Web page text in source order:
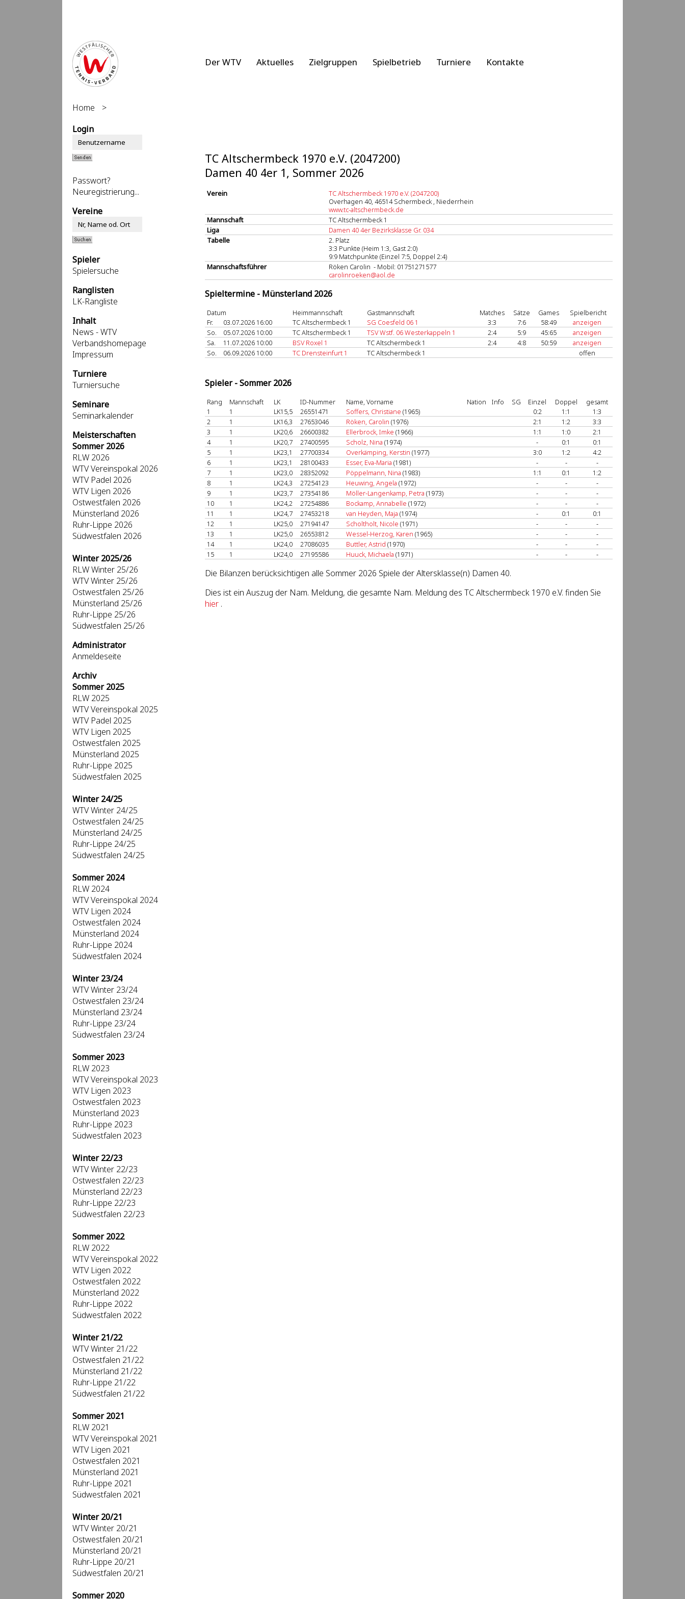
Der WTV Aktuelles Zielgruppen Spielbetrieb Turniere Kontakte
Home
>
Login
Passwort?
Neuregistrierung...
Vereine
Spieler
Spielersuche
Ranglisten
LK-Rangliste
Inhalt
News - WTV
Verbandshomepage
Impressum
Turniere
Turniersuche
Seminare
Seminarkalender
Meisterschaften
Sommer 2026
RLW 2026
WTV Vereinspokal 2026
WTV Padel 2026
WTV Ligen 2026
Ostwestfalen 2026
Münsterland 2026
Ruhr-Lippe 2026
Südwestfalen 2026
Winter 2025/26
RLW Winter 25/26
WTV Winter 25/26
Ostwestfalen 25/26
Münsterland 25/26
Ruhr-Lippe 25/26
Südwestfalen 25/26
Administrator
Anmeldeseite
Archiv
Sommer 2025
RLW 2025
WTV Vereinspokal 2025
WTV Padel 2025
WTV Ligen 2025
Ostwestfalen 2025
Münsterland 2025
Ruhr-Lippe 2025
Südwestfalen 2025
Winter 24/25
WTV Winter 24/25
Ostwestfalen 24/25
Münsterland 24/25
Ruhr-Lippe 24/25
Südwestfalen 24/25
Sommer 2024
RLW 2024
WTV Vereinspokal 2024
WTV Ligen 2024
Ostwestfalen 2024
Münsterland 2024
Ruhr-Lippe 2024
Südwestfalen 2024
Winter 23/24
WTV Winter 23/24
Ostwestfalen 23/24
Münsterland 23/24
Ruhr-Lippe 23/24
Südwestfalen 23/24
Sommer 2023
RLW 2023
WTV Vereinspokal 2023
WTV Ligen 2023
Ostwestfalen 2023
Münsterland 2023
Ruhr-Lippe 2023
Südwestfalen 2023
Winter 22/23
WTV Winter 22/23
Ostwestfalen 22/23
Münsterland 22/23
Ruhr-Lippe 22/23
Südwestfalen 22/23
Sommer 2022
RLW 2022
WTV Vereinspokal 2022
WTV Ligen 2022
Ostwestfalen 2022
Münsterland 2022
Ruhr-Lippe 2022
Südwestfalen 2022
Winter 21/22
WTV Winter 21/22
Ostwestfalen 21/22
Münsterland 21/22
Ruhr-Lippe 21/22
Südwestfalen 21/22
Sommer 2021
RLW 2021
WTV Vereinspokal 2021
WTV Ligen 2021
Ostwestfalen 2021
Münsterland 2021
Ruhr-Lippe 2021
Südwestfalen 2021
Winter 20/21
WTV Winter 20/21
Ostwestfalen 20/21
Münsterland 20/21
Ruhr-Lippe 20/21
Südwestfalen 20/21
Sommer 2020
TC Altschermbeck 1970 e.V. (2047200)
Damen 40 4er 1, Sommer 2026
Verein
TC Altschermbeck 1970 e.V. (2047200)
Overhagen 40, 46514 Schermbeck , Niederrhein
www.tc-altschermbeck.de
Mannschaft
TC Altschermbeck 1
Liga
Damen 40 4er Bezirksklasse Gr. 034
Tabelle
2. Platz
3:3 Punkte (Heim 1:3, Gast 2:0)
9:9 Matchpunkte (Einzel 7:5, Doppel 2:4)
Mannschaftsführer
Röken Carolin - Mobil: 01751271577
carolinroeken@aol.de
Spieltermine - Münsterland 2026
Datum Heimmannschaft Gastmannschaft Matches Sätze Games
Spielbericht
Fr.
03.07.2026 16:00 TC Altschermbeck 1 SG Coesfeld 06 1 3:3 7:6 58:49
anzeigen
So.
05.07.2026 10:00 TC Altschermbeck 1 TSV Wstf. 06 Westerkappeln 1 2:4 5:9 45:65
anzeigen
Sa.
11.07.2026 10:00 BSV Roxel 1 TC Altschermbeck 1 2:4 4:8 50:59
anzeigen
So.
06.09.2026 10:00 TC Drensteinfurt 1 TC Altschermbeck 1 offen
Spieler - Sommer 2026
Rang Mannschaft LK ID-Nummer Name, Vorname Nation Info SG Einzel Doppel
gesamt
1
1 LK15,5 26551471 Soffers, Christiane (1965) 0:2 1:1
1:3
2
1 LK16,3 27653046 Röken, Carolin (1976) 2:1 1:2
3:3
3
1 LK20,6 26600382 Ellerbrock, Imke (1966) 1:1 1:0
2:1
4
1 LK20,7 27400595 Scholz, Nina (1974) - 0:1
0:1
5
1 LK23,1 27700334 Overkämping, Kerstin (1977) 3:0 1:2
4:2
6
1 LK23,1 28100433 Esser, Eva-Maria (1981) - -
-
7
1 LK23,0 28352092 Pöppelmann, Nina (1983) 1:1 0:1
1:2
8
1 LK24,3 27254123 Heuwing, Angela (1972) - -
-
9
1 LK23,7 27354186 Möller-Langenkamp, Petra (1973) - -
-
10
1 LK24,2 27254886 Bockamp, Annabelle (1972) - -
-
11
1 LK24,7 27453218 van Heyden, Maja (1974) - 0:1
0:1
12
1 LK25,0 27194147 Scholtholt, Nicole (1971) - -
-
13
1 LK25,0 26553812 Wessel-Herzog, Karen (1965) - -
-
14
1 LK24,0 27086035 Buttler, Astrid (1970) - -
-
15
1 LK24,0 27195586 Huuck, Michaela (1971) - - -
Die Bilanzen berücksichtigen alle Sommer 2026 Spiele der Altersklasse(n) Damen 40.
Dies ist ein Auszug der Nam. Meldung, die gesamte Nam. Meldung des TC Altschermbeck 1970 e.V. finden Sie
hier .